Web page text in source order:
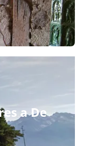
a De